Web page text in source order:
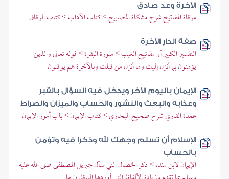
الآخرة وعد صادق
مرقاة المفاتيح شرح مشكاة المصابيح > كتاب الآداب > كتاب الرقاق
صفة الدار الآخرة
التفسير الكبير أو مفاتيح الغيب > سورة البقرة > قوله تعالى والذين
يؤمنون بما أنزل إليك وما أنزل من قبلك وبالآخرة هم يوقنون
الإيمان باليوم الآخر ويدخل فيه السؤال بالقبر
وعذابه والبعث والنشور والحساب والميزان والصراط
عمدة القاري شرح صحيح البخاري > كتاب الإيمان > باب أمور الإيمان
الإسلام أن تسلم وجهك لله وذكرا فيه وتؤمن
بالحساب
الإيمان لابن منده > ذكر الخصال التي سأل جبريل المصطفى صلى الله عليه